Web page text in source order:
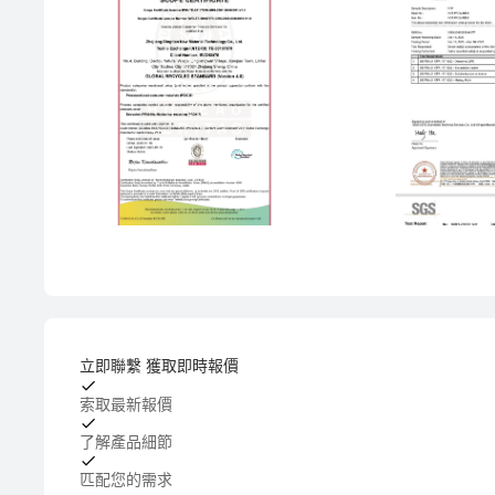
立即聯繫 獲取即時報價
索取最新報價
了解產品細節
匹配您的需求